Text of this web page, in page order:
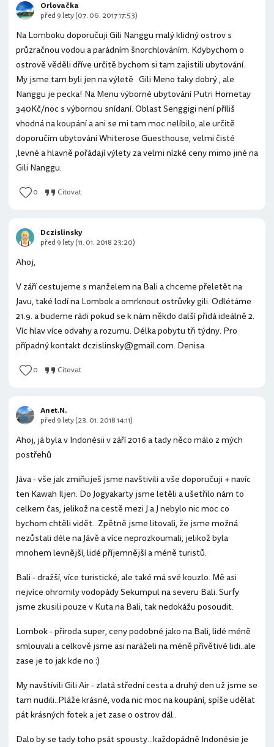
Na Lomboku doporučuji Gili Nanggu malý klidný ostrov s
průzračnou vodou a parádním šnorchlováním. Kdybychom o
ostrově věděli dříve určitě bychom si tam zajistili ubytování.
My jsme tam byli jen na výletě . Gili Meno taky dobrý , ale
Nanggu je pecka! Na Menu výborné ubytování Putri Hometay
340Kč/noc s výbornou snídaní. Oblast Senggigi není příliš
vhodná na koupání a ani se mi tam moc nelíbilo, ale určitě
doporučím ubytování Whiterose Guesthouse, velmi čisté
,levné a hlavně pořádají výlety za velmi nízké ceny mimo jiné na
Gili Nanggu.
0 Citovat
Orlovačka
před 9 lety (07. 06. 2017 17:53)
Ahoj,
V září cestujeme s manželem na Bali a chceme přeletět na
Javu, také lodí na Lombok a omrknout ostrůvky gili. Odlétáme
21.9. a budeme rádi pokud se k nám někdo další přidá ideálně 2.
Víc hlav více odvahy a rozumu. Délka pobytu tři týdny. Pro
případný kontakt dczislinsky@gmail.com. Denisa
0 Citovat
Dczislinsky
před 9 lety (11. 01. 2018 23:20)
Ahoj, já byla v Indonésii v září 2016 a tady něco málo z mých
postřehů
Jáva - vše jak zmiňuješ jsme navštivili a vše doporučuji + navíc
ten Kawah Iljen. Do Jogyakarty jsme letěli a ušetřilo nám to
celkem čas, jelikož na cestě mezi J a J nebylo nic moc co
bychom chtěli vidět...Zpětně jsme litovali, že jsme možná
nezůstali déle na Jávě a více neprozkoumali, jelikož byla
mnohem levnější, lidé příjemnější a méně turistů.
Bali - dražší, více turistické, ale také má své kouzlo. Mě asi
nejvíce ohromily vodopády Sekumpul na severu Bali. Surfy
jsme zkusili pouze v Kuta na Bali, tak nedokážu posoudit.
Lombok - příroda super, ceny podobné jako na Bali, lidé méně
smlouvali a celkově jsme asi naráželi na méně přívětivé lidi..ale
zase je to jak kde no :)
My navštívili Gili Air - zlatá střední cesta a druhý den už jsme se
tam nudili..Pláže krásné, voda nic moc na koupání, spíše udělat
pát krásných fotek a jet zase o ostrov dál..
Dalo by se tady toho psát spousty...každopádně Indonésie je
Anet.N.
před 9 lety (23. 01. 2018 14:11)